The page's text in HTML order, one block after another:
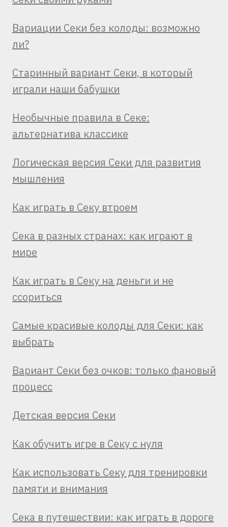
Вариации Секи без колоды: возможно
ли?
Старинный вариант Секи, в который
играли наши бабушки
Необычные правила в Секе:
альтернатива классике
Логическая версия Секи для развития
мышления
Как играть в Секу втроем
Сека в разных странах: как играют в
мире
Как играть в Секу на деньги и не
ссориться
Самые красивые колоды для Секи: как
выбрать
Вариант Секи без очков: только фановый
процесс
Детская версия Секи
Как обучить игре в Секу с нуля
Как использовать Секу для тренировки
памяти и внимания
Сека в путешествии: как играть в дороге